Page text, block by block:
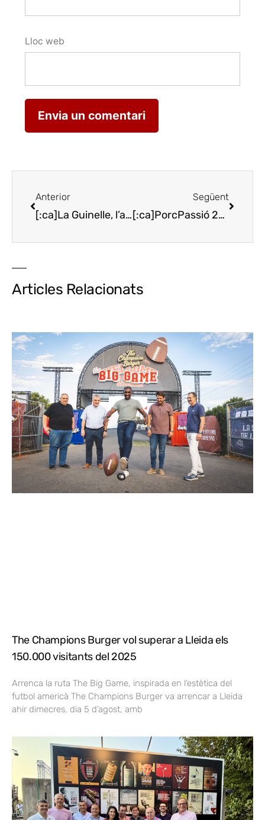
Lloc web
Anterior
[:ca]La Guinelle, l’art del bon vinagre artesanal amb vins de Banyuls[:es]La Guinelle, el arte del buen vinagre artesanal con vinos de Banyuls[:en]La Guinelle, the art of good handmade vinegar with Banyuls wines[:]
Següent
[:ca]PorcPassió 2017, obre inscripció[:es]PorcPassió 2017, abre inscripción[:en]PorcPassió 2017, opens registration[:]
Articles Relacionats
The Champions Burger vol superar a Lleida els
150.000 visitants del 2025
Arrenca la ruta The Big Game, inspirada en l’estètica del
futbol americà The Champions Burger va arrencar a Lleida
ahir dimecres, dia 5 d’agost, amb